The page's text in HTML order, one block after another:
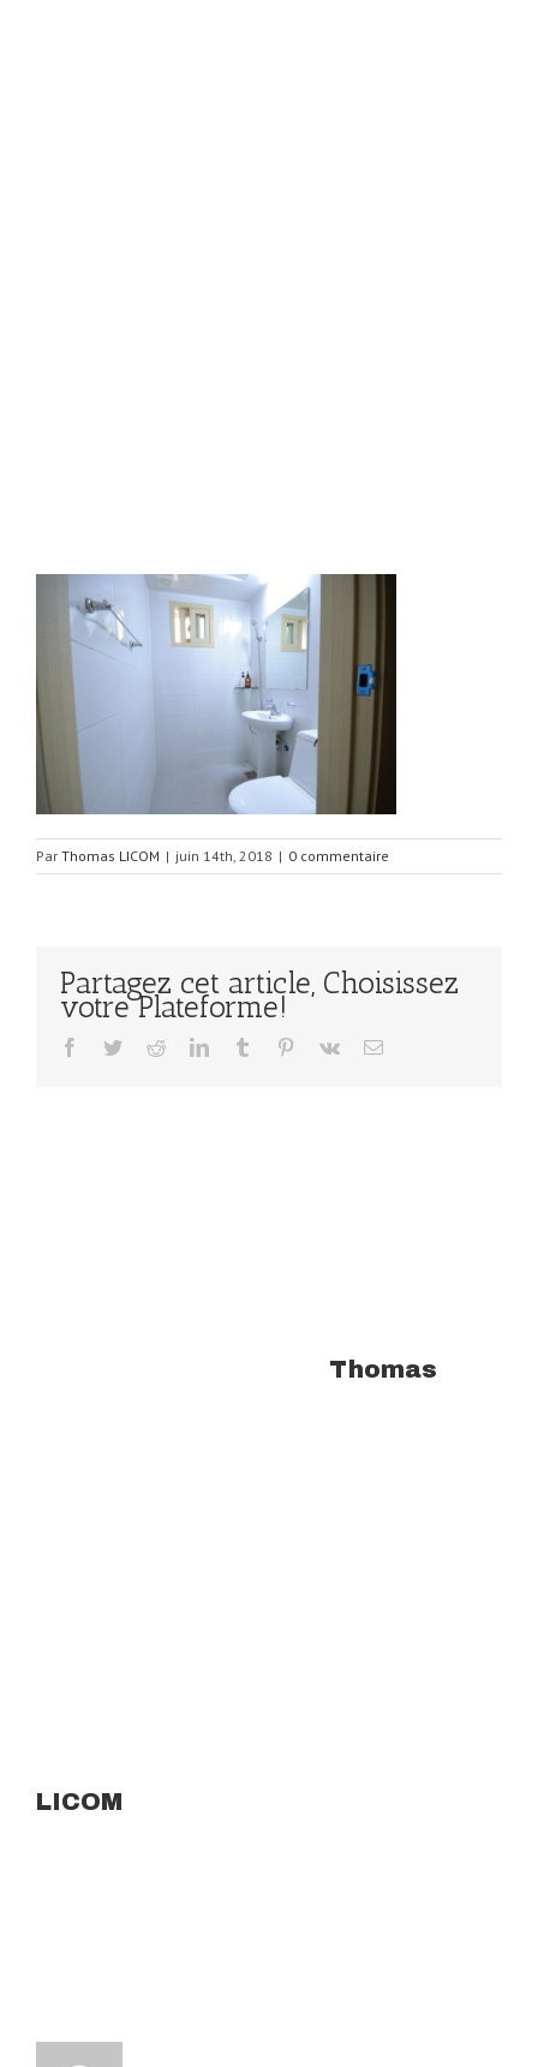
Par Thomas LICOM | juin 14th, 2018 | 0 commentaire
Partagez cet article, Choisissez
votre Plateforme!
Facebook
TwitterRedditLinkedInTumblr Pinterest
Vk Email
Thomas
LICOM